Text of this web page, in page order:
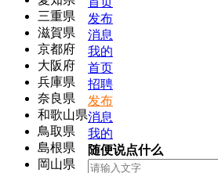
三重県
滋賀県
京都府
大阪府
兵庫県
奈良県
和歌山県
鳥取県
島根県
岡山県
发布
消息
我的
首页
招聘
发布
消息
我的
随便说点什么